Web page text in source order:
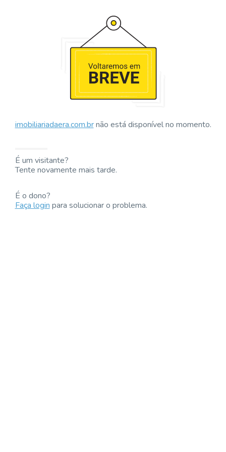
imobiliariadaera.com.brnão está disponível no momento.
É um visitante?
Tente novamente mais tarde.
É o dono?
Faça loginpara solucionar o problema.